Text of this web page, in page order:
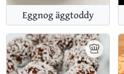
Eggnog äggtoddy